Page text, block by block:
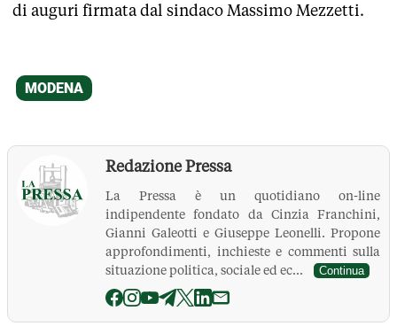
di auguri firmata dal sindaco Massimo Mezzetti.
Redazione Pressa
La Pressa è un quotidiano on-line
indipendente fondato da Cinzia Franchini,
Gianni Galeotti e Giuseppe Leonelli. Propone
approfondimenti, inchieste e commenti sulla
situazione politica, sociale ed ec...
Continua